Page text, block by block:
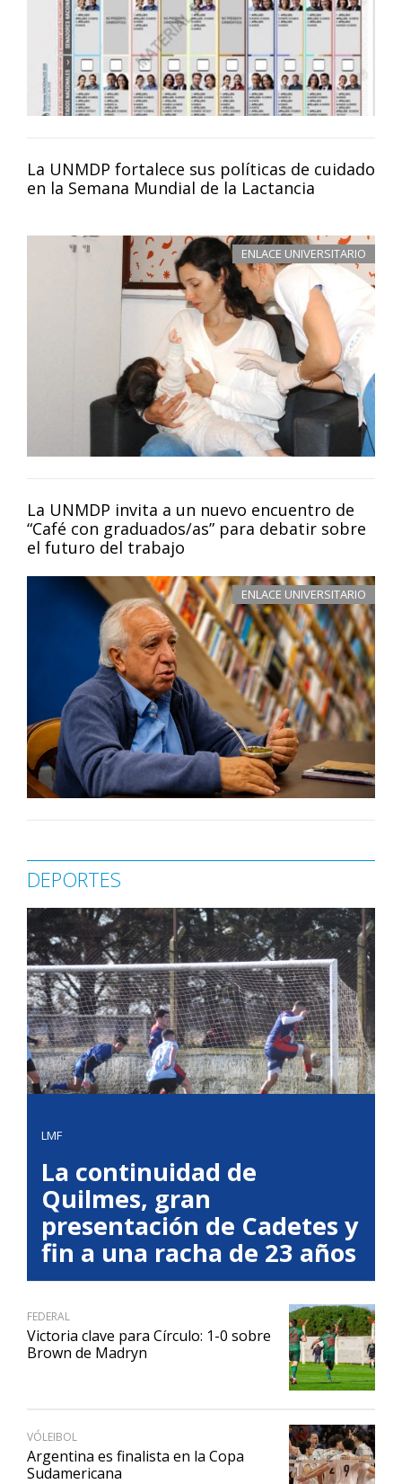
La UNMDP fortalece sus políticas de cuidado
en la Semana Mundial de la Lactancia
ENLACE UNIVERSITARIO
La UNMDP invita a un nuevo encuentro de
“Café con graduados/as” para debatir sobre
el futuro del trabajo
ENLACE UNIVERSITARIO
DEPORTES
LMF
La continuidad de
Quilmes, gran
presentación de Cadetes y
fin a una racha de 23 años
FEDERAL
Victoria clave para Círculo: 1-0 sobre
Brown de Madryn
VÓLEIBOL
Argentina es finalista en la Copa
Sudamericana